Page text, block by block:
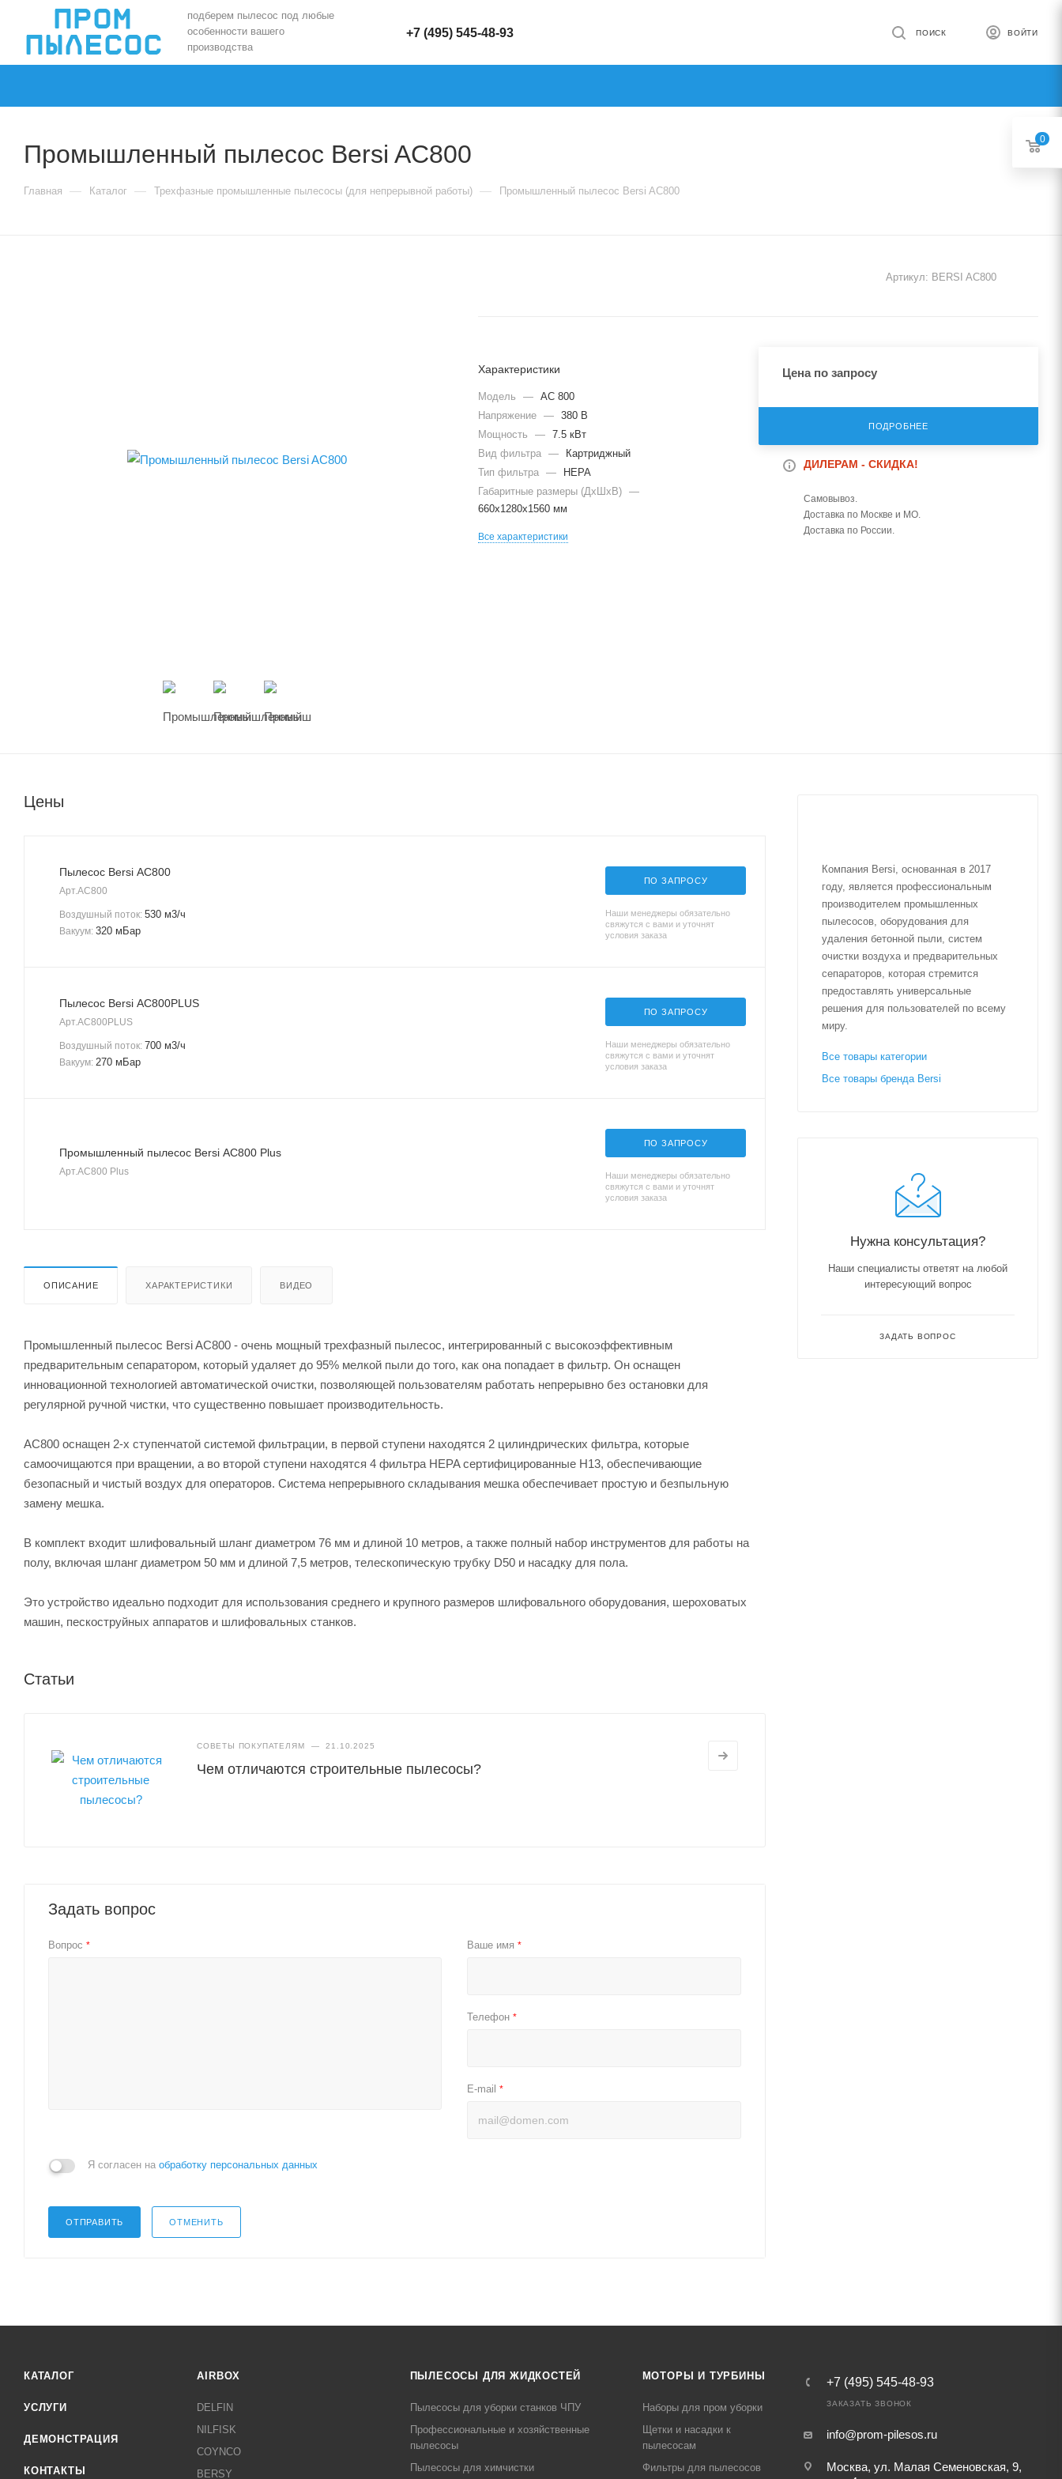
подберем пылесос под любые
особенности вашего
производства
+7 (495) 545-48-93 ВОЙТИ
ПОИСК
Промышленный пылесос Bersi AC800
Главная — Каталог — Трехфазные промышленные пылесосы (для непрерывной работы) — Промышленный пылесос Bersi AC800
Артикул: BERSI AC800
Характеристики
Модель —
AC 800
Напряжение
—
380 В
Мощность
—
7.5 кВт
Вид фильтра
—
Картриджный
Тип фильтра
—
HEPA
Габаритные размеры (ДхШхВ)
—
660х1280х1560 мм
Все характеристики
Цена по запросу
ПОДРОБНЕЕ
ДИЛЕРАМ - СКИДКА!
Самовывоз.
Доставка по Москве и МО.
Доставка по России.
Цены
Пылесос Bersi AC800
Арт.AC800
Воздушный поток: 530 м3/ч
Вакуум: 320 мБар
ПО ЗАПРОСУ
Наши менеджеры обязательно
свяжутся с вами и уточнят
условия заказа
Пылесос Bersi AC800PLUS
Арт.AC800PLUS
Воздушный поток: 700 м3/ч
Вакуум: 270 мБар
ПО ЗАПРОСУ
Наши менеджеры обязательно
свяжутся с вами и уточнят
условия заказа
Промышленный пылесос Bersi AC800 Plus
Арт.AC800 Plus
ПО ЗАПРОСУ
Наши менеджеры обязательно
свяжутся с вами и уточнят
условия заказа
ОПИСАНИЕ ХАРАКТЕРИСТИКИ ВИДЕО
Промышленный пылесос Bersi AC800 - очень мощный трехфазный пылесос, интегрированный с высокоэффективным
предварительным сепаратором, который удаляет до 95% мелкой пыли до того, как она попадает в фильтр. Он оснащен
инновационной технологией автоматической очистки, позволяющей пользователям работать непрерывно без остановки для
регулярной ручной чистки, что существенно повышает производительность.
AC800 оснащен 2-х ступенчатой системой фильтрации, в первой ступени находятся 2 цилиндрических фильтра, которые
самоочищаются при вращении, а во второй ступени находятся 4 фильтра HEPA сертифицированные H13, обеспечивающие
безопасный и чистый воздух для операторов. Система непрерывного складывания мешка обеспечивает простую и безпыльную
замену мешка.
В комплект входит шлифовальный шланг диаметром 76 мм и длиной 10 метров, а также полный набор инструментов для работы на
полу, включая шланг диаметром 50 мм и длиной 7,5 метров, телескопическую трубку D50 и насадку для пола.
Это устройство идеально подходит для использования среднего и крупного размеров шлифовального оборудования, шероховатых
машин, пескоструйных аппаратов и шлифовальных станков.
Статьи
СОВЕТЫ ПОКУПАТЕЛЯМ — 21.10.2025
Чем отличаются строительные пылесосы?
Задать вопрос
Вопрос * Ваше имя*
Телефон*
E-mail*
Я согласен на обработку персональных данных
ОТПРАВИТЬ ОТМЕНИТЬ
Компания Bersi, основанная в 2017
году, является профессиональным
производителем промышленных
пылесосов, оборудования для
удаления бетонной пыли, систем
очистки воздуха и предварительных
сепараторов, которая стремится
предоставлять универсальные
решения для пользователей по всему
миру.
Все товары категории
Все товары бренда Bersi
Нужна консультация?
Наши специалисты ответят на любой
интересующий вопрос
ЗАДАТЬ ВОПРОС
КАТАЛОГ
УСЛУГИ
ДЕМОНСТРАЦИЯ
КОНТАКТЫ
AIRBOX
DELFIN
NILFISK
COYNCO
BERSY
ПЫЛЕСОСЫ ДЛЯ ЖИДКОСТЕЙ
Пылесосы для уборки станков ЧПУ
Профессиональные и хозяйственные
пылесосы
Пылесосы для химчистки
МОТОРЫ И ТУРБИНЫ
Наборы для пром уборки
Щетки и насадки к
пылесосам
Фильтры для пылесосов
+7 (495) 545-48-93
ЗАКАЗАТЬ ЗВОНОК
info@prom-pilesos.ru
Москва, ул. Малая Семеновская, 9,
0